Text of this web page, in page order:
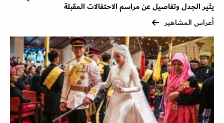
يثير الجدل وتفاصيل عن مراسم الاحتفالات المقبلة
أعراس المشاهير